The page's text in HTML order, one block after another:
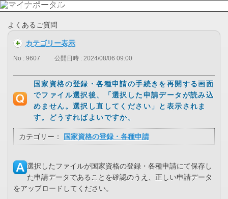
よくあるご質問
カテゴリー表示
No : 9607 公開日時 : 2024/08/06 09:00
国家資格の登録・各種申請の手続きを再開する画面
でファイル選択後、「選択した申請データが読み込
めません。選択し直してください」と表示されま
す。どうすればよいですか。
カテゴリー： 国家資格の登録・各種申請
選択したファイルが国家資格の登録・各種申請にて保存し
た申請データであることを確認のうえ、正しい申請データ
をアップロードしてください。